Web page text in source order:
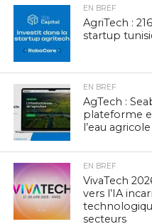
EN BREF
AgriTech :
startup
EN BREF
AgTech :
plateforme
l’eau
EN BREF
VivaTech
vers l’IA
secteurs